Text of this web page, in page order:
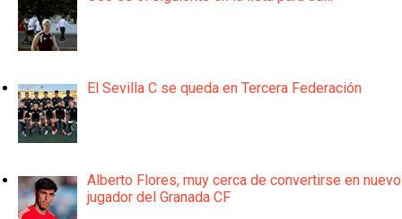
El Sevilla C se queda en Tercera Federación
Alberto Flores, muy cerca de convertirse en nuevo
jugador del Granada CF